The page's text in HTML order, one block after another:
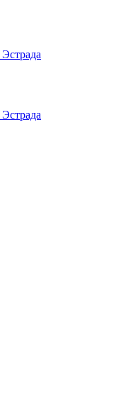
Эстрада
Эстрада